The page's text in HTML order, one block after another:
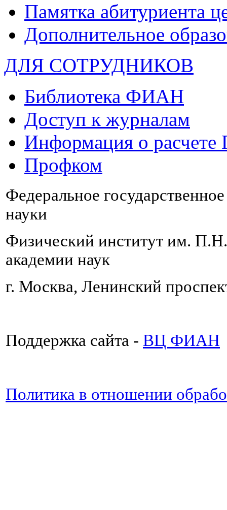
Памятка абитуриента
Дополнительное
ДЛЯ СОТРУДНИКОВ
Библиотека ФИАН
Доступ к журналам
Информация о
Профком
Федеральное
науки
Физический институт им.
академии наук
г. Москва, Ленинский
Поддержка сайта - ВЦ ФИАН
Политика в отношении